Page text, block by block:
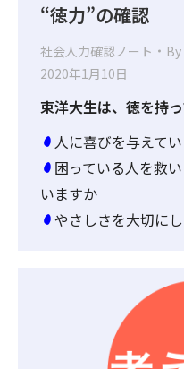
“徳力”の確認
社会人力確認ノート By
2020年1月10日
東洋大生は、徳を持
人に喜びを与えて
困っている人を救
いますか
やさしさを大切に